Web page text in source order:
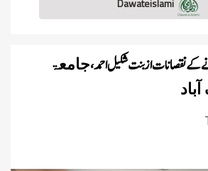
نقصانات از بنت شکیل احمد،جامعۃ